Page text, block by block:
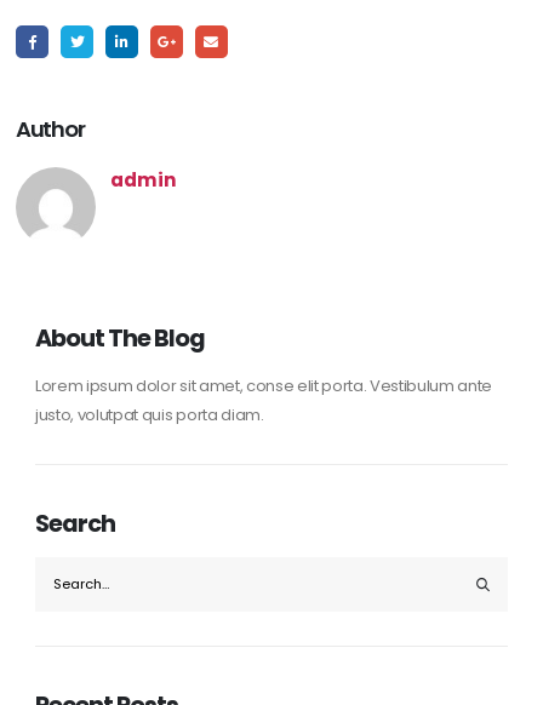
Author
admin
About The Blog
Lorem ipsum dolor sit amet, conse elit porta. Vestibulum ante
justo, volutpat quis porta diam.
Search